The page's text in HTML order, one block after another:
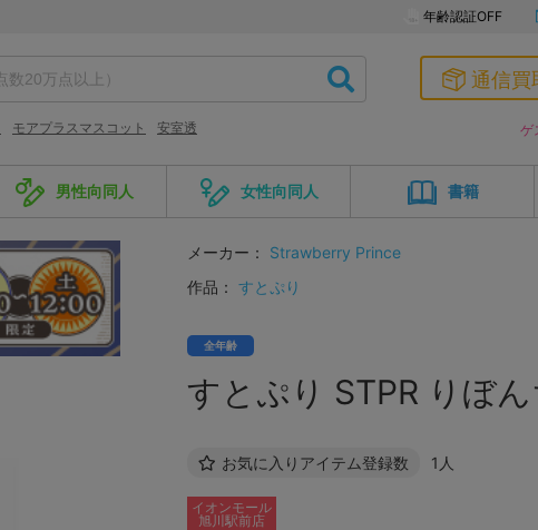
年齢認証OFF
モアプラスマスコット 安室透
通信買
ゲ
男性向同人 女性向同人 書籍
メーカー：
Strawberry Prince
作品： すとぷり
全年齢
すとぷり STPR りぼ
お気に入りアイテム登録数 1人
イオンモール
旭川駅前店